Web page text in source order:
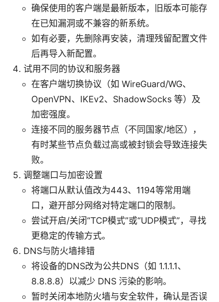
确保使用的客户端是最新版本，旧版本可能存
在已知漏洞或不兼容的新系统。
如有必要，先删除再安装，清理残留配置文件
后再导入新配置。
试用不同的协议和服务器
在客户端切换协议（如 WireGuard/WG、
OpenVPN、IKEv2、ShadowSocks 等）及
加密强度。
连接不同的服务器节点（不同国家/地区），
有时某些节点负载过高或被封锁会导致连接失
败。
调整端口与加密设置
将端口从默认值改为443、1194等常用端
口，避开部分网络对特定端口的限制。
尝试开启/关闭“TCP模式”或“UDP模式”，寻找
更稳定的传输方式。
DNS与防火墙排错
将设备的DNS改为公共DNS（如 1.1.1.1、
8.8.8.8）以减少 DNS 污染的影响。
暂时关闭本地防火墙与安全软件，确认是否误